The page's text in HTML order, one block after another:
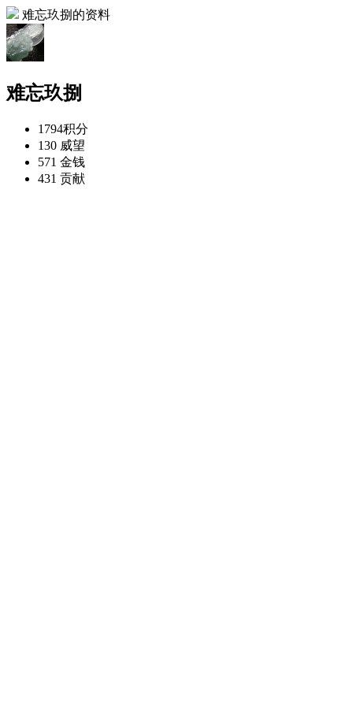
难忘玖捌的资料
难忘玖捌
1794积分
130 威望
571 金钱
431 贡献